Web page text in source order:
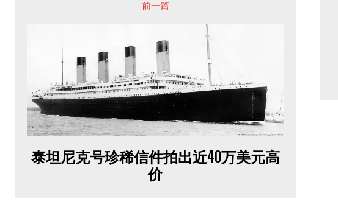
前一篇
泰坦尼克号珍稀信件拍出近40万美元高
价